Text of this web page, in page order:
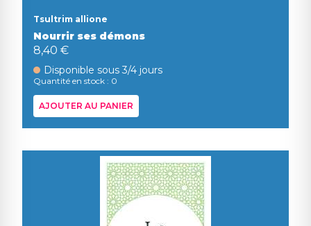
Tsultrim allione
Nourrir ses démons
8,40 €
Disponible sous 3/4 jours
Quantité en stock : 0
AJOUTER AU PANIER